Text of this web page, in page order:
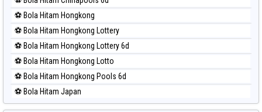
⚽ Bola Merah Pcso
⚽ Bola Merah Sao Paulo
⚽ Bola Merah Singapore
⚽ Bola Merah Sydney
⚽ Bola Merah Sydney Lottery
⚽ Bola Merah Sydney Lottery 6d
⚽ Bola Merah Sydney Lotto
⚽ Bola Hitam Hongkong
⚽ Bola Hitam Hongkong Lottery
⚽ Bola Hitam Hongkong Lottery 6d
⚽ Bola Hitam Hongkong Lotto
⚽ Bola Hitam Hongkong Pools 6d
⚽ Bola Hitam Japan
⚽ Bola Hitam Japan 6d